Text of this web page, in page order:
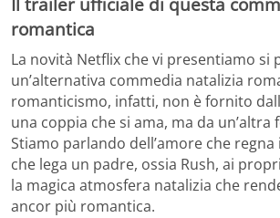
romantica
La novità Netflix che vi presentiamo si
un’alternativa commedia natalizia
romanticismo, infatti, non è fornito
una coppia che si ama, ma da un’altra
Stiamo parlando dell’amore che
che lega un padre, ossia Rush, ai
la magica atmosfera natalizia che
ancor più romantica.